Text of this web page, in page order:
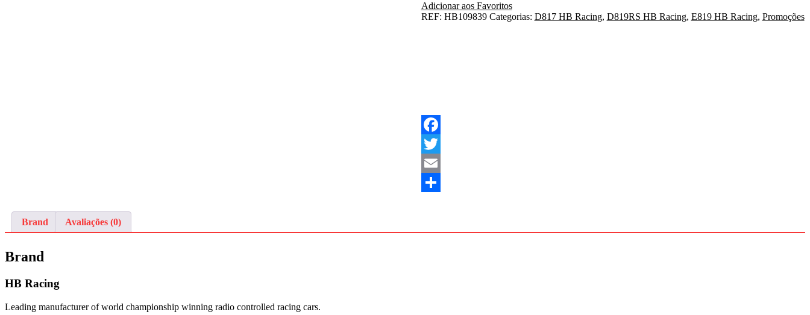
Adicionar aos Favoritos
REF: HB109839 Categorias: D817 HB Racing, D819RS HB Racing, E819 HB Racing, Promoções
Facebook
Twitter
Email
Brand
Avaliações (0)
Brand
HB Racing
Leading manufacturer of world championship winning radio controlled racing cars.